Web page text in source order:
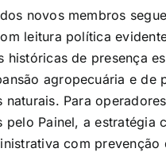
novos membros
leitura política
históricas de presença
agropecuária e de
naturais. Para
Painel, a estratégia
com prevenção